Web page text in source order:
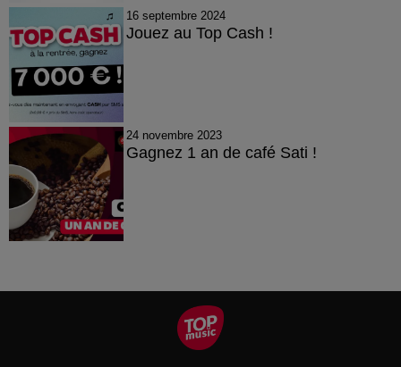
16 septembre 2024
Jouez au Top Cash !
24 novembre 2023
Gagnez 1 an de café Sati !